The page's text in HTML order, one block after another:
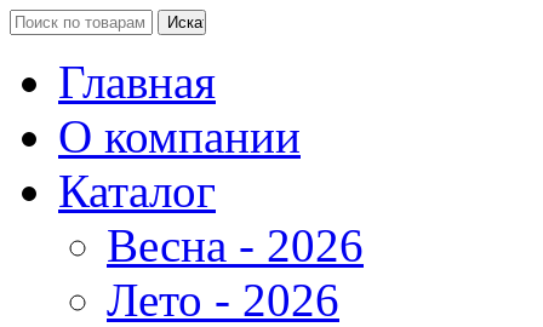
Главная
О компании
Каталог
Весна - 2026
Лето - 2026